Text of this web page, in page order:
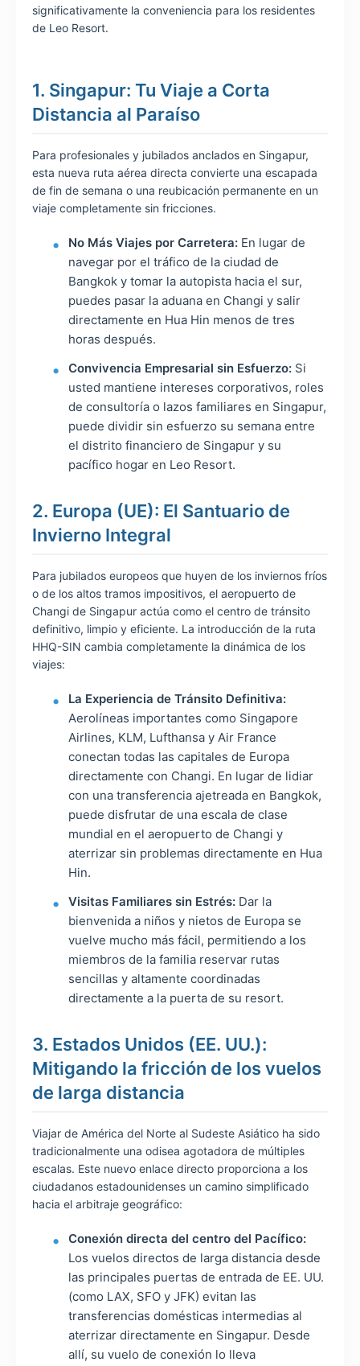
significativamente la conveniencia para los residentes
de Leo Resort.
1. Singapur: Tu Viaje a Corta
Distancia al Paraíso
Para profesionales y jubilados anclados en Singapur,
esta nueva ruta aérea directa convierte una escapada
de fin de semana o una reubicación permanente en un
viaje completamente sin fricciones.
No Más Viajes por Carretera: En lugar de
navegar por el tráfico de la ciudad de
Bangkok y tomar la autopista hacia el sur,
puedes pasar la aduana en Changi y salir
directamente en Hua Hin menos de tres
horas después.
Convivencia Empresarial sin Esfuerzo: Si
usted mantiene intereses corporativos, roles
de consultoría o lazos familiares en Singapur,
puede dividir sin esfuerzo su semana entre
el distrito financiero de Singapur y su
pacífico hogar en Leo Resort.
2. Europa (UE): El Santuario de
Invierno Integral
Para jubilados europeos que huyen de los inviernos fríos
o de los altos tramos impositivos, el aeropuerto de
Changi de Singapur actúa como el centro de tránsito
definitivo, limpio y eficiente. La introducción de la ruta
HHQ-SIN cambia completamente la dinámica de los
viajes:
La Experiencia de Tránsito Definitiva:
Aerolíneas importantes como Singapore
Airlines, KLM, Lufthansa y Air France
conectan todas las capitales de Europa
directamente con Changi. En lugar de lidiar
con una transferencia ajetreada en Bangkok,
puede disfrutar de una escala de clase
mundial en el aeropuerto de Changi y
aterrizar sin problemas directamente en Hua
Hin.
Visitas Familiares sin Estrés: Dar la
bienvenida a niños y nietos de Europa se
vuelve mucho más fácil, permitiendo a los
miembros de la familia reservar rutas
sencillas y altamente coordinadas
directamente a la puerta de su resort.
3. Estados Unidos (EE. UU.):
Mitigando la fricción de los vuelos
de larga distancia
Viajar de América del Norte al Sudeste Asiático ha sido
tradicionalmente una odisea agotadora de múltiples
escalas. Este nuevo enlace directo proporciona a los
ciudadanos estadounidenses un camino simplificado
hacia el arbitraje geográfico:
Conexión directa del centro del Pacífico:
Los vuelos directos de larga distancia desde
las principales puertas de entrada de EE. UU.
(como LAX, SFO y JFK) evitan las
transferencias domésticas intermedias al
aterrizar directamente en Singapur. Desde
allí, su vuelo de conexión lo lleva